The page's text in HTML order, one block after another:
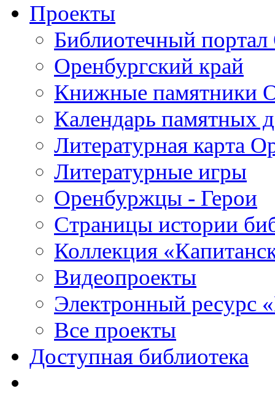
Проекты
Библиотечный портал
Оренбургский край
Книжные памятники
Календарь памятных
Литературная карта
Литературные игры
Оренбуржцы - Герои
Страницы истории
Коллекция
Видеопроекты
Электронный ресурс
Все проекты
Доступная библиотека